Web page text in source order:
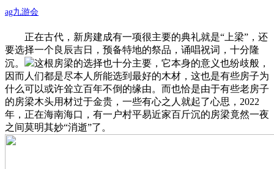
ag九游会
正在古代，新房建成有一项很主要的典礼就是“上梁”，还
要选择一个良辰吉日，预备特地的祭品，诵唱祝词，十分隆
沉。
这根房梁的选择也十分主要，它本身的意义也纷歧般，
因而人们都是尽本人所能选到最好的木材，这也是有些房子为
什么可以或许耸立百年不倒的缘由。而也恰是由于有些老房子
的房梁木头用材过于金贵，一些有心之人就起了心思，2022
年，正在海南海口，有一户村平易近家百斤沉的房梁竟然一夜
之间莫明其妙“消逝”了。